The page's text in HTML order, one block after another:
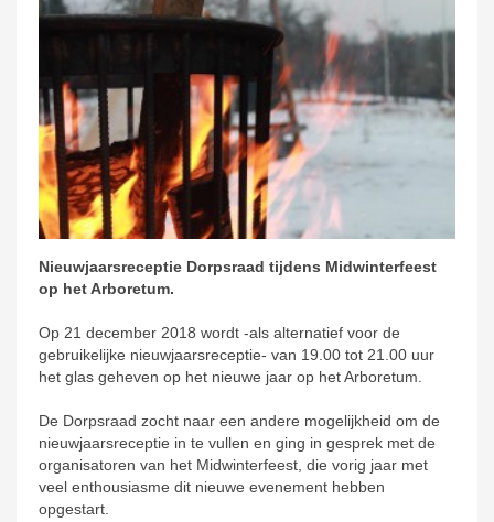
Nieuwjaarsreceptie Dorpsraad tijdens Midwinterfeest
op het Arboretum.
Op 21 december 2018 wordt -als alternatief voor de
gebruikelijke nieuwjaarsreceptie- van 19.00 tot 21.00 uur
het glas geheven op het nieuwe jaar op het Arboretum.
De Dorpsraad zocht naar een andere mogelijkheid om de
nieuwjaarsreceptie in te vullen en ging in gesprek met de
organisatoren van het Midwinterfeest, die vorig jaar met
veel enthousiasme dit nieuwe evenement hebben
opgestart.